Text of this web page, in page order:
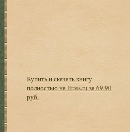
Купить и скачать книгу
полностью на litres.ru за 69,90
руб.